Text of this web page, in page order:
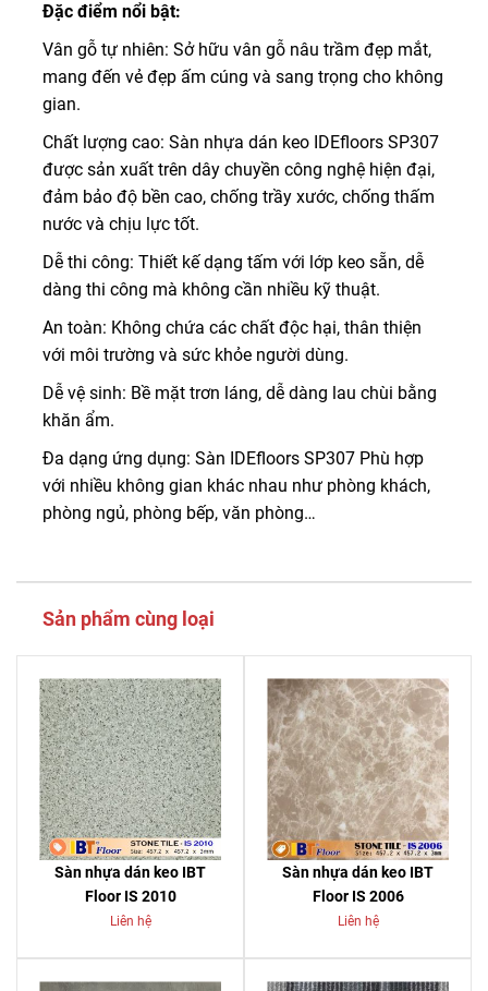
Đặc điểm nổi bật:
Vân gỗ tự nhiên: Sở hữu vân gỗ nâu trầm đẹp mắt,
mang đến vẻ đẹp ấm cúng và sang trọng cho không
gian.
Chất lượng cao: Sàn nhựa dán keo IDEfloors SP307
được sản xuất trên dây chuyền công nghệ hiện đại,
đảm bảo độ bền cao, chống trầy xước, chống thấm
nước và chịu lực tốt.
Dễ thi công: Thiết kế dạng tấm với lớp keo sẵn, dễ
dàng thi công mà không cần nhiều kỹ thuật.
An toàn: Không chứa các chất độc hại, thân thiện
với môi trường và sức khỏe người dùng.
Dễ vệ sinh: Bề mặt trơn láng, dễ dàng lau chùi bằng
khăn ẩm.
Đa dạng ứng dụng: Sàn IDEfloors SP307 Phù hợp
với nhiều không gian khác nhau như phòng khách,
phòng ngủ, phòng bếp, văn phòng…
Sản phẩm cùng loại
Sàn nhựa dán keo IBT
Floor IS 2010
Liên hệ
Sàn nhựa dán keo IBT
Floor IS 2006
Liên hệ